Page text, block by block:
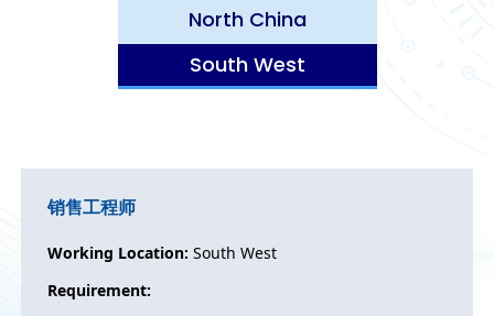
North China
South West
销售工程师
Working Location:South West
Requirement: